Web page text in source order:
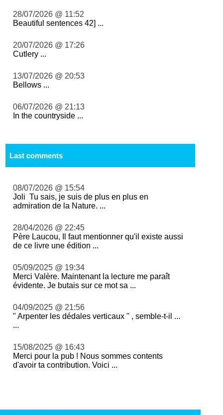
28/07/2026 @ 11:52
Beautiful sentences 42] ...
20/07/2026 @ 17:26
Cutlery ...
13/07/2026 @ 20:53
Bellows ...
06/07/2026 @ 21:13
In the countryside ...
Last comments
08/07/2026 @ 15:54
Joli Tu sais, je suis de plus en plus en
admiration de la Nature. ...
28/04/2026 @ 22:45
Père Laucou, Il faut mentionner qu'il existe aussi
de ce livre une édition ...
05/09/2025 @ 19:34
Merci Valère. Maintenant la lecture me paraît
évidente. Je butais sur ce mot sa ...
04/09/2025 @ 21:56
" Arpenter les dédales verticaux " , semble-t-il ...
...
15/08/2025 @ 16:43
Merci pour la pub ! Nous sommes contents
d'avoir ta contribution. Voici ...